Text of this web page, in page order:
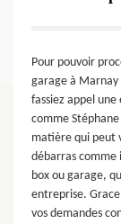
Pour pouvoir
garage à Marnay
fassiez appel
comme
matière qui peut
débarras comme
box ou garage,
entreprise.
vos demandes